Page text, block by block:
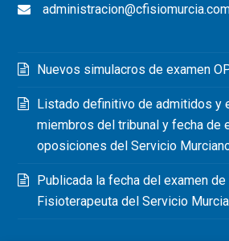
Nuevos simulacros de examen
Listado definitivo de admitidos y
miembros del tribunal y fecha de
oposiciones del Servicio
Publicada la fecha del examen
Fisioterapeuta del Servicio